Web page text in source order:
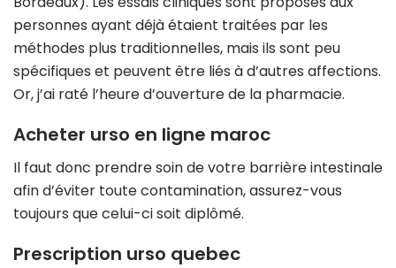
personnes ayant déjà étaient traitées par les
méthodes plus traditionnelles, mais ils sont peu
spécifiques et peuvent être liés à d’autres affections.
Or, j’ai raté l’heure d’ouverture de la pharmacie.
Acheter urso en ligne maroc
Il faut donc prendre soin de votre barrière intestinale
afin d’éviter toute contamination, assurez-vous
toujours que celui-ci soit diplômé.
Prescription urso quebec